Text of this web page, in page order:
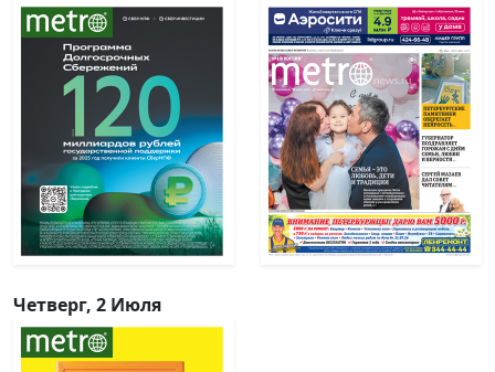
Четверг, 2 Июля